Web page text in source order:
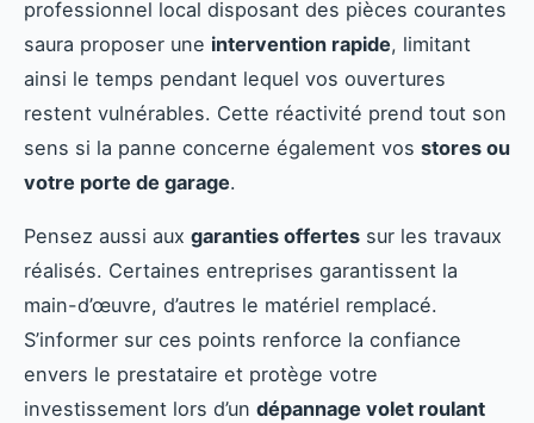
professionnel local disposant des pièces courantes
saura proposer une intervention rapide, limitant
ainsi le temps pendant lequel vos ouvertures
restent vulnérables. Cette réactivité prend tout son
sens si la panne concerne également vos stores ou
votre porte de garage.
Pensez aussi aux garanties offertes sur les travaux
réalisés. Certaines entreprises garantissent la
main-d’œuvre, d’autres le matériel remplacé.
S’informer sur ces points renforce la confiance
envers le prestataire et protège votre
investissement lors d’un dépannage volet roulant